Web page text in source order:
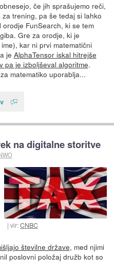
če jih sprašujemo reči,
trening, pa še tedaj si lahko
FunSearch, ki se tem
Gre za orodje, ki je
kar ni prvi matematični
je AlphaTensor iskal hitrejše
pa je izboljševal algoritme.
matematiko uporablja...
na digitalne storitve
vir:CNBC
številne države, med njimi
poslovni položaj družb kot so